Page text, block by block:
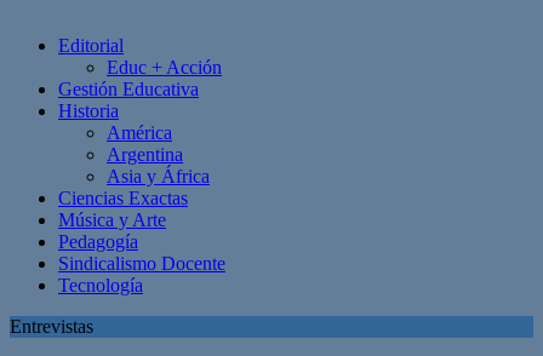
Editorial
Educ + Acción
Gestión Educativa
Historia
América
Argentina
Asia y África
Ciencias Exactas
Música y Arte
Pedagogía
Sindicalismo Docente
Tecnología
Entrevistas